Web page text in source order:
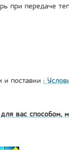
при передаче
и поставки :
вас способом,